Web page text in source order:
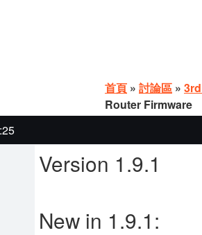
首頁 » 討論區 »
Router Firmware
Version 1.9.1
New in 1.9.1: